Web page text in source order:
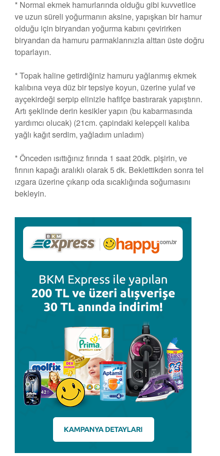
* Normal ekmek hamurlarında olduğu gibi kuvvetlice
ve uzun süreli yoğurmanın aksine, yapışkan bir hamur
olduğu için biryandan yoğurma kabını çevirirken
biryandan da hamuru parmaklarınızla alttan üste doğru
toparlayın.
* Topak haline getirdiğiniz hamuru yağlanmış ekmek
kalıbına veya düz bir tepsiye koyun, üzerine yulaf ve
ayçekirdeği serpip elinizle hafifçe bastırarak yapıştırın.
Artı şeklinde derin kesikler yapın (bu kabarmasında
yardımcı olucak) (21cm. çapindaki kelepçeli kalıba
yağlı kağıt serdim, yağladım unladım)
* Önceden ısıttığınız fırında 1 saat 20dk. pişirin, ve
fırının kapağı aralıklı olarak 5 dk. Beklettikden sonra tel
ızgara üzerine çıkarıp oda sıcaklığında soğumasını
bekleyin.